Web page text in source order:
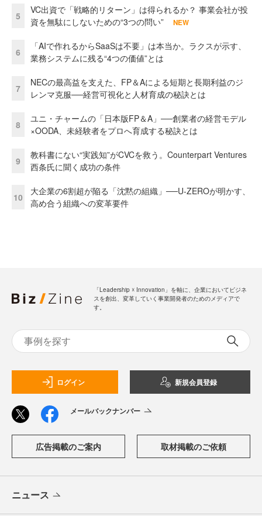
5
VC出資で「戦略的リターン」は得られるか？ 事業会社が投
資を無駄にしないための“3つの問い”
NEW
6
「AIで作れるからSaaSは不要」は本当か。ラクスが示す、
業務システムに残る“4つの価値”とは
7
NECの最高益を支えた、FP＆Aによる短期と長期利益のジ
レンマ克服──経営可視化と人材育成の秘訣とは
8
ユニ・チャームの「日本版FP＆A」──創業者の経営モデル
×OODA、未経験者をプロへ育成する秘訣とは
9
教科書にない“実践知”がCVCを救う。Counterpart Ventures
西条氏に聞く成功の条件
10
大企業の6割超が陥る「沈黙の組織」──U-ZEROが明かす、
高め合う組織への変革要件
「Leadership ☓ Innovation」を軸に、企業においてビジネ
スを創出、変革していく事業開発者のためのメディアで
す。
ログイン 新規会員登録
メールバックナンバー
広告掲載のご案内 取材掲載のご依頼
ニュース